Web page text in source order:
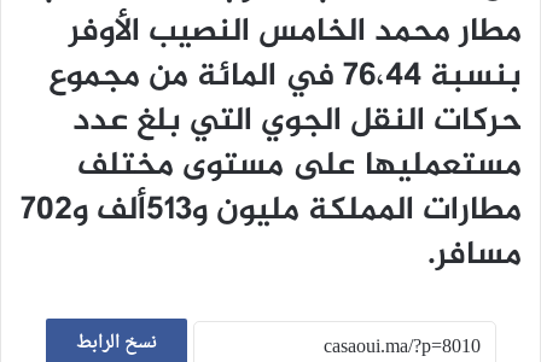
مطار محمد الخامس النصيب الأوفر
بنسبة 76،44 في المائة من مجموع
حركات النقل الجوي التي بلغ عدد
مستعمليها على مستوى مختلف
مطارات المملكة مليون و513ألف و702
مسافر.
نسخ الرابط